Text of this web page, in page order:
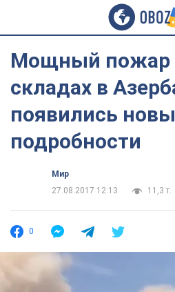
Мощный пожар
складах в
появились
подробности
Мир
27.08.2017 12:13
11,3 т.
0